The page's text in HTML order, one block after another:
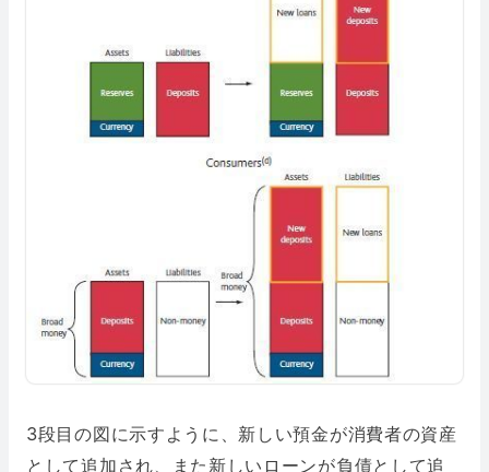
3段目の図に示すように、新しい預金が消費者の資産
として追加され、また新しいローンが負債として追